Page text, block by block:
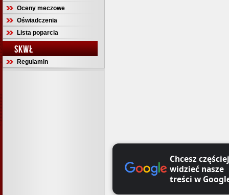
Oceny meczowe
Oświadczenia
Lista poparcia
SKWŁ
Regulamin
Chcesz częściej
widzieć nasze
treści w